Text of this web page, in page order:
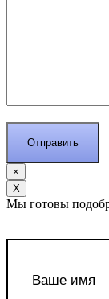
×
Х
Мы готовы